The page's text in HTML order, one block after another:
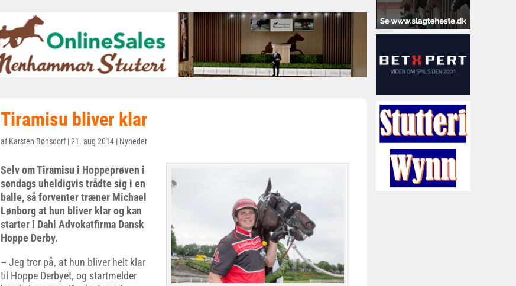
Tiramisu bliver klar
afKarsten Bønsdorf|21. aug 2014 | Nyheder
Selv om Tiramisu i Hoppeprøven i
søndags uheldigvis trådte sig i en
balle, så forventer træner Michael
Lønborg at hun bliver klar og kan
starter i Dahl Advokatfirma Dansk
Hoppe Derby.
– Jeg tror på, at hun bliver helt klar
til Hoppe Derbyet, og startmelder